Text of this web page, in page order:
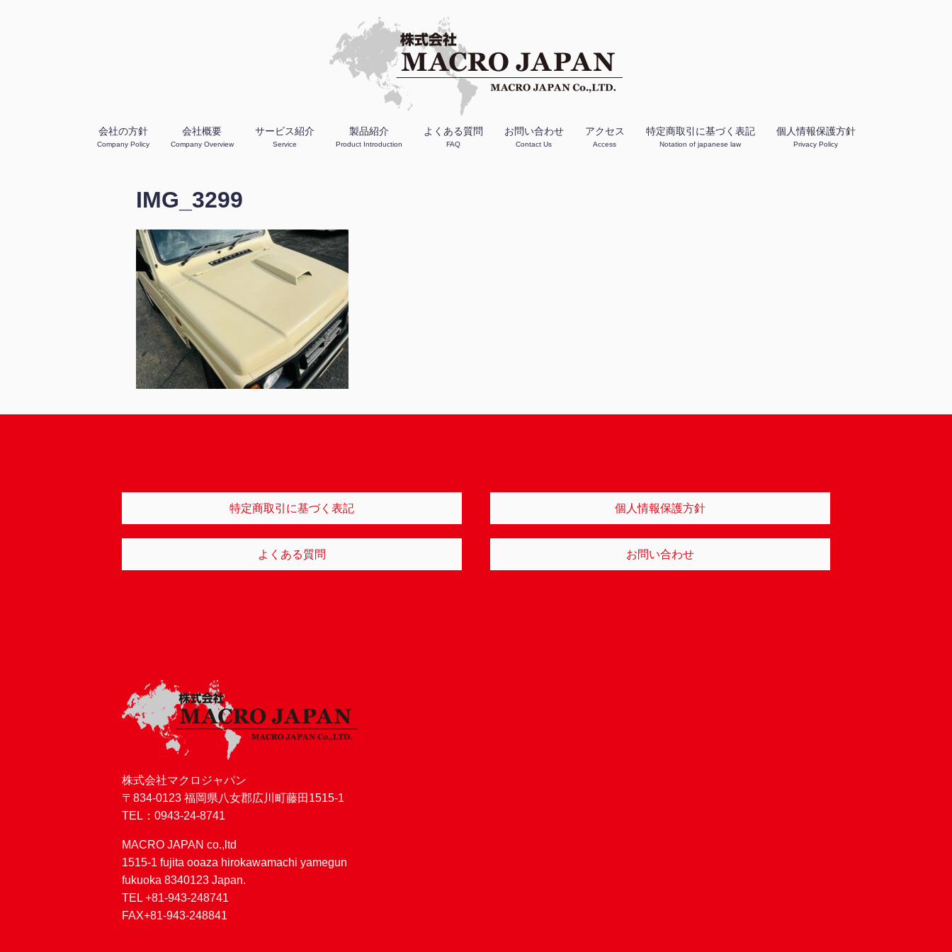
会社の方針
Company Policy
会社概要
Company Overview
サービス紹介
Service
製品紹介
Product Introduction
よくある質問
FAQ
お問い合わせ
Contact Us
アクセス
Access
特定商取引に基づく表記
Notation of japanese law
個人情報保護方針
Privacy Policy
IMG_3299
特定商取引に基づく表記 個人情報保護方針
よくある質問 お問い合わせ
株式会社マクロジャパン
〒834-0123 福岡県八女郡広川町藤田1515-1
TEL：0943-24-8741
MACRO JAPAN co.,ltd
1515-1 fujita ooaza hirokawamachi yamegun
fukuoka 8340123 Japan.
TEL +81-943-248741
FAX+81-943-248841